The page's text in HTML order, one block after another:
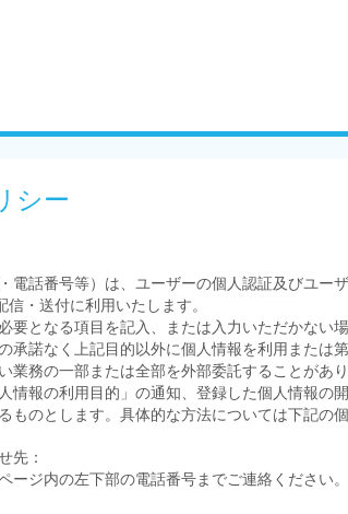
シー
電話番号等）は、ユーザーの個人認証及びユー
・送付に利用いたします。
要となる項目を記入、または入力いただかない
承諾なく上記目的以外に個人情報を利用または
業務の一部または全部を外部委託することがあり
情報の利用目的」の通知、登録した個人情報の
ものとします。具体的な方法については下記の
先：
ージ内の左下部の電話番号までご連絡ください。